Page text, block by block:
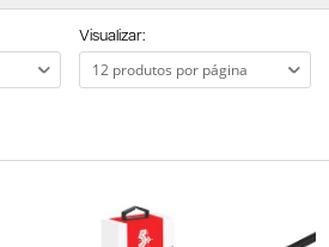
Visualizar: